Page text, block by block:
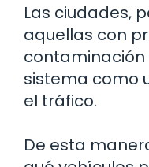
Las ciudades,
aquellas con
contaminación
sistema como
el tráfico.
De esta